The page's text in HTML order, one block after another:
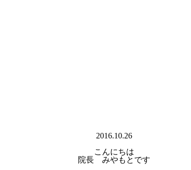
2016.10.26
こんにちは
院長 みやもとです